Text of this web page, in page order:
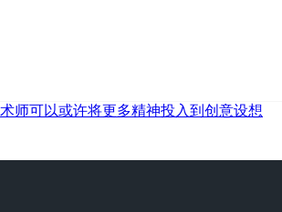
术师可以或许将更多精神投入到创意设想